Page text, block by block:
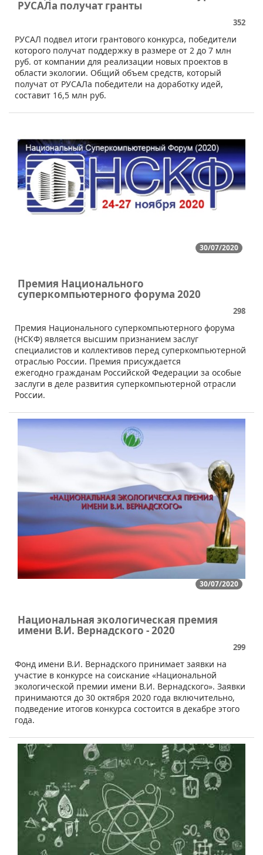
РУСАЛа получат гранты
352
​РУСАЛ подвел итоги грантового конкурса, победители
которого получат поддержку в размере от 2 до 7 млн
руб. от компании для реализации новых проектов в
области экологии. Общий объем средств, который
получат от РУСАЛа победители на доработку идей,
составит 16,5 млн руб.
30/07/2020
Премия Национального
суперкомпьютерного форума 2020
298
​Премия Национального суперкомпьютерного форума
(НСКФ) является высшим признанием заслуг
специалистов и коллективов перед суперкомпьютерной
отраслью России. Премия присуждается
ежегодно гражданам Российской Федерации за особые
заслуги в деле развития суперкомпьютерной отрасли
России.
30/07/2020
Национальная экологическая премия
имени В.И. Вернадского - 2020
299
Фонд имени В.И. Вернадского принимает заявки на
участие в конкурсе на соискание «Национальной
экологической премии имени В.И. Вернадского». Заявки
принимаются до 30 октября 2020 года включительно,
подведение итогов конкурса состоится в декабре этого
года.